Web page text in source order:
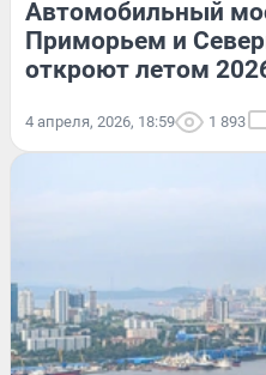
Автомобильный
Приморьем и
откроют летом
4 апреля, 2026, 18:59 1 893